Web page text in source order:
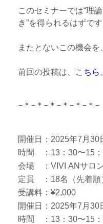
このセミナーでは“理
き”を得られるはずです
またとないこの機会を
前回の投稿は、 こちら 。
−＊−＊−＊−＊−＊−＊−
開催日：2025年7月30
時間 ：13：30〜15
会場 ：VIVI ANサロ
定員 ：18名（先着順
受講料：¥2,000
開催日：2025年7月30
時間 ：13：30〜15